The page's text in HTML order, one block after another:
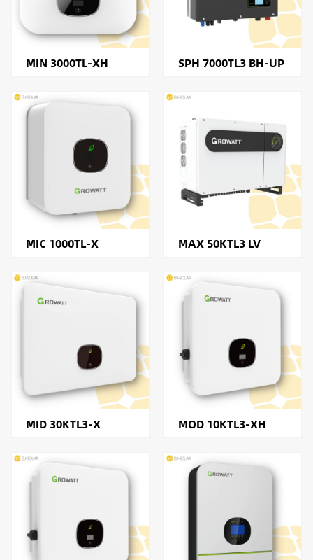
MIN 3000TL-XH SPH 7000TL3 BH-UP
MIC 1000TL-X MAX 50KTL3 LV
MID 30KTL3-X MOD 10KTL3-XH